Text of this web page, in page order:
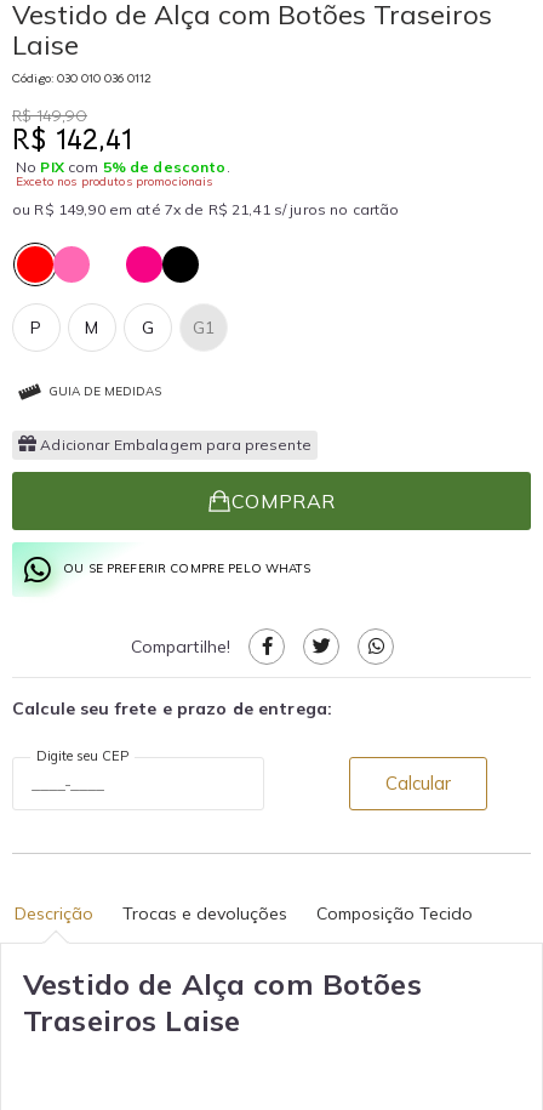
Vestido de Alça com Botões Traseiros
Laise
Código: 030 010 036 0112
R$ 149,90
R$ 142,41
No PIXcom 5% de desconto .
Exceto nos produtos promocionais
ou R$ 149,90 em até 7x de R$ 21,41 s/ juros no cartão
P M G1
G
GUIA DE MEDIDAS
Adicionar Embalagem para presente
COMPRAR
OU SE PREFERIR COMPRE PELO WHATS
Compartilhe!
Calcule seu frete e prazo de entrega:
Digite seu CEP
Calcular
Descrição Trocas e devoluções Composição Tecido
Vestido de Alça com Botões
Traseiros Laise